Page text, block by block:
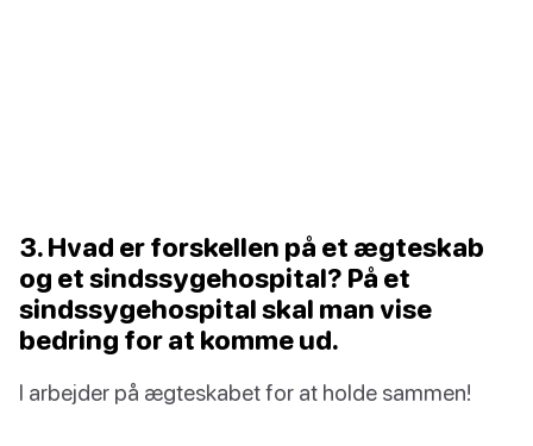
3. Hvad er forskellen på et ægteskab
og et sindssygehospital? På et
sindssygehospital skal man vise
bedring for at komme ud.
I arbejder på ægteskabet for at holde sammen!